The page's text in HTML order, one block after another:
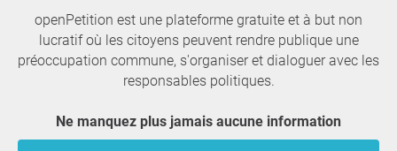
openPetition est une plateforme gratuite et à but non
lucratif où les citoyens peuvent rendre publique une
préoccupation commune, s'organiser et dialoguer avec les
responsables politiques.
Ne manquez plus jamais aucune information